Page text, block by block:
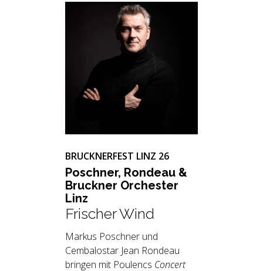
BRUCKNERFEST LINZ 26
Po­sch­ner, Ron­deau &
Bruck­ner Or­ches­ter
Linz
Frischer Wind
Markus Poschner und
Cembalostar Jean Rondeau
bringen mit Poulencs Concert